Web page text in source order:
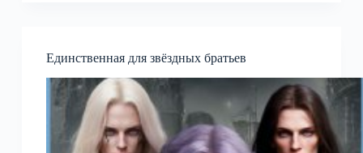
Единственная для звёздных братьев